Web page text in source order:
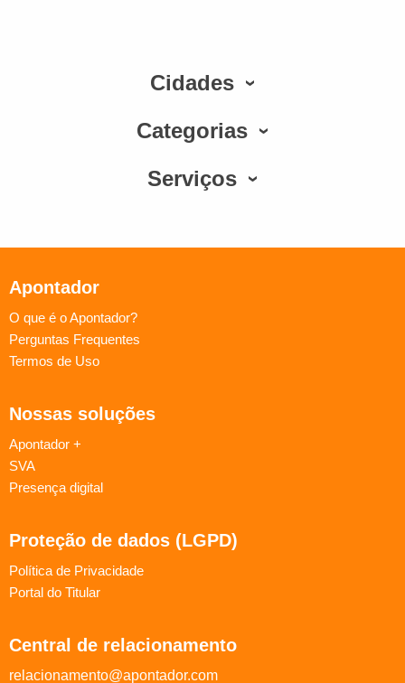
Cidades
Categorias
Serviços
Apontador
O que é o Apontador?
Perguntas Frequentes
Termos de Uso
Nossas soluções
Apontador +
SVA
Presença digital
Proteção de dados (LGPD)
Política de Privacidade
Portal do Titular
Central de relacionamento
relacionamento@apontador.com